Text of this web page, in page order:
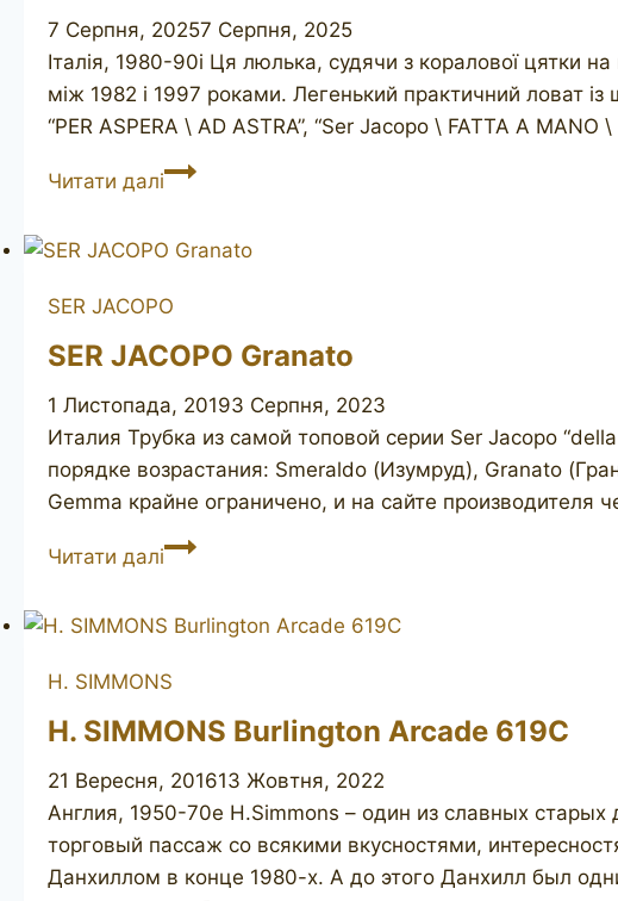
7 Серпня, 20257 Серпня, 2025
Італія, 1980-90і Ця люлька, судячи з коралової цятки
між 1982 і 1997 роками. Легенький практичний ловат
“PER ASPERA \ AD ASTRA”, “Ser Jacopo \ FATTA A
Читати даліSER
SER JACOPO
SER JACOPO Granato
1 Листопада, 20193 Серпня, 2023
Италия Трубка из самой топовой серии Ser Jacopo
порядке возрастания: Smeraldo (Изумруд), Granato
Gemma крайне ограничено, и на сайте производителя
Читати даліSER
H. SIMMONS
H. SIMMONS Burlington Arcade 619C
21 Вересня, 201613 Жовтня, 2022
Англия, 1950-70е H.Simmons – один из славных
торговый пассаж со всякими вкусностями,
Данхиллом в конце 1980-х. А до этого Данхилл был